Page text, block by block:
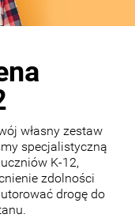
własny zestaw
specjalistyczną
K-12,
zdolności
drogę do